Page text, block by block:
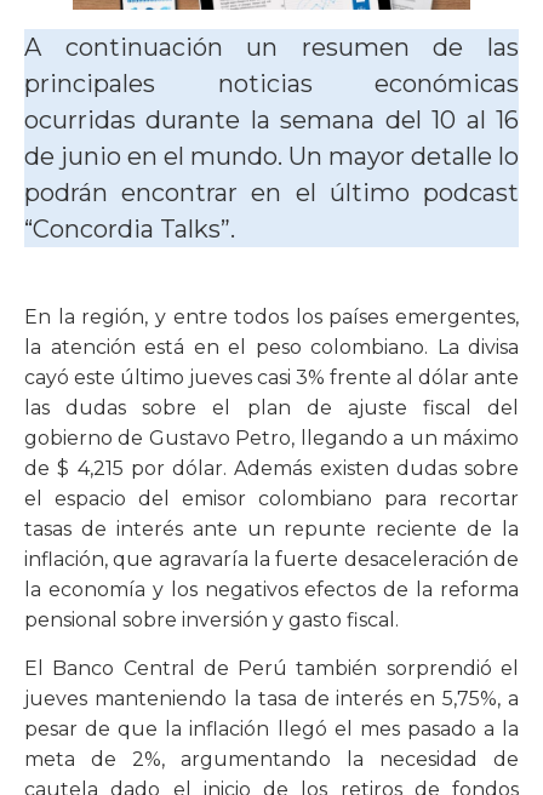
A continuación un resumen de las
principales noticias económicas
ocurridas durante la semana del 10 al 16
de junio en el mundo. Un mayor detalle lo
podrán encontrar en el último podcast
“Concordia Talks”.
En la región, y entre todos los países emergentes,
la atención está en el peso colombiano. La divisa
cayó este último jueves casi 3% frente al dólar ante
las dudas sobre el plan de ajuste fiscal del
gobierno de Gustavo Petro, llegando a un máximo
de $ 4,215 por dólar. Además existen dudas sobre
el espacio del emisor colombiano para recortar
tasas de interés ante un repunte reciente de la
inflación, que agravaría la fuerte desaceleración de
la economía y los negativos efectos de la reforma
pensional sobre inversión y gasto fiscal.
El Banco Central de Perú también sorprendió el
jueves manteniendo la tasa de interés en 5,75%, a
pesar de que la inflación llegó el mes pasado a la
meta de 2%, argumentando la necesidad de
cautela dado el inicio de los retiros de fondos